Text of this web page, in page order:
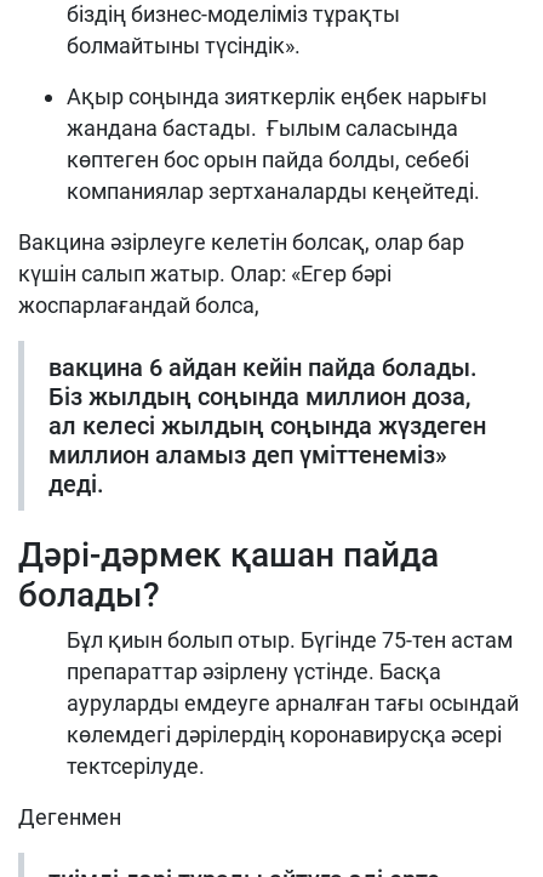
біздің бизнес-моделіміз тұрақты
болмайтыны түсіндік».
Ақыр соңында зияткерлік еңбек нарығы
жандана бастады. Ғылым саласында
көптеген бос орын пайда болды, себебі
компаниялар зертханаларды кеңейтеді.
Вакцина әзірлеуге келетін болсақ, олар бар
күшін салып жатыр. Олар: «Егер бәрі
жоспарлағандай болса,
вакцина 6 айдан кейін пайда болады.
Біз жылдың соңында миллион доза,
ал келесі жылдың соңында жүздеген
миллион аламыз деп үміттенеміз»
деді.
Дәрі-дәрмек қашан пайда
болады?
Бұл қиын болып отыр. Бүгінде 75-тен астам
препараттар әзірлену үстінде. Басқа
ауруларды емдеуге арналған тағы осындай
көлемдегі дәрілердің коронавирусқа әсері
тектсерілуде.
Дегенмен